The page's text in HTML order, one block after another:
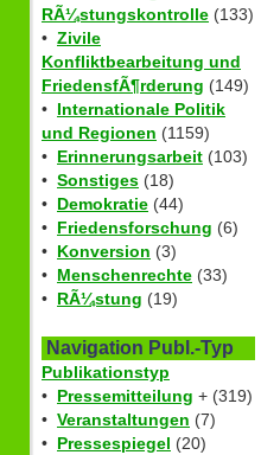
RÃ¼stungskontrolle (133)
• Zivile
Konfliktbearbeitung und
FriedensfÃ¶rderung (149)
• Internationale Politik
und Regionen (1159)
• Erinnerungsarbeit (103)
• Sonstiges (18)
• Demokratie (44)
• Friedensforschung (6)
• Konversion (3)
• Menschenrechte (33)
• RÃ¼stung (19)
Navigation Publ.-Typ
Publikationstyp
• Pressemitteilung + (319)
• Veranstaltungen (7)
• Pressespiegel (20)